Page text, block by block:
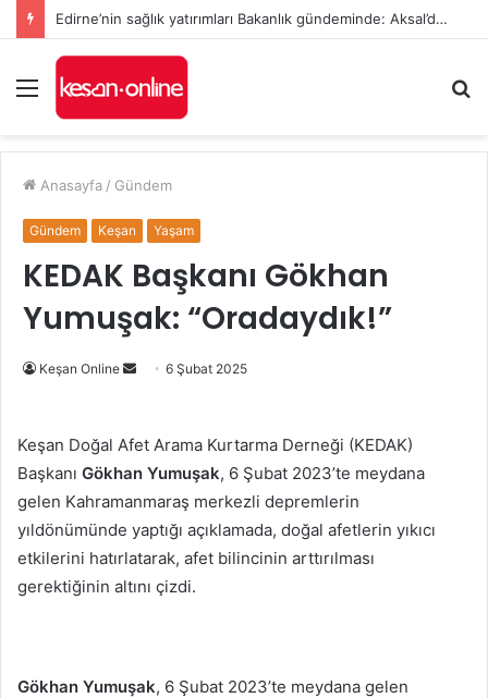
Edirne’nin sağlık yatırımları Bakanlık gündeminde: Aksal’dan Keşan için iki önemli talep
Menü
...
Anasayfa / Gündem
Gündem Keşan Yaşam
KEDAK Başkanı Gökhan
Yumuşak: “Oradaydık!”
Keşan Online
Bir
göndermek
6 Şubat 2025
Keşan Doğal Afet Arama Kurtarma Derneği (KEDAK)
Başkanı Gökhan Yumuşak, 6 Şubat 2023’te meydana
gelen Kahramanmaraş merkezli depremlerin
yıldönümünde yaptığı açıklamada, doğal afetlerin yıkıcı
etkilerini hatırlatarak, afet bilincinin arttırılması
gerektiğinin altını çizdi.
Gökhan Yumuşak, 6 Şubat 2023’te meydana gelen